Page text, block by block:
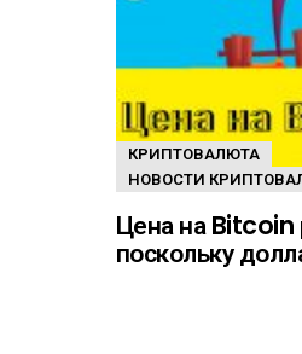
КРИПТОВАЛЮТА
НОВОСТИ
Цена на Bitcoin
поскольку